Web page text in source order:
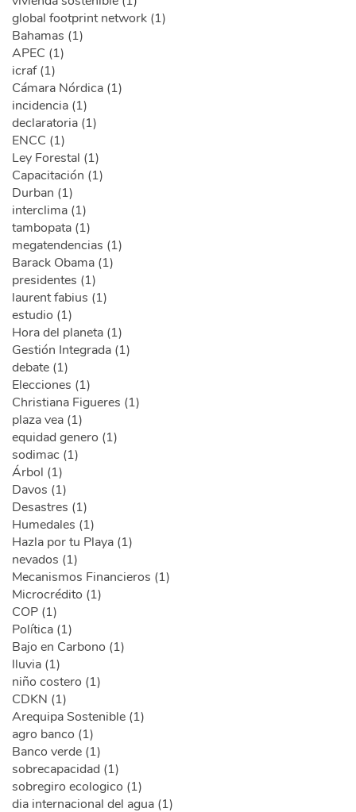
global footprint network (1)
Bahamas (1)
APEC (1)
icraf (1)
Cámara Nórdica (1)
incidencia (1)
declaratoria (1)
ENCC (1)
Ley Forestal (1)
Capacitación (1)
Durban (1)
interclima (1)
tambopata (1)
megatendencias (1)
Barack Obama (1)
presidentes (1)
laurent fabius (1)
estudio (1)
Hora del planeta (1)
Gestión Integrada (1)
debate (1)
Elecciones (1)
Christiana Figueres (1)
plaza vea (1)
equidad genero (1)
sodimac (1)
Árbol (1)
Davos (1)
Desastres (1)
Humedales (1)
Hazla por tu Playa (1)
nevados (1)
Mecanismos Financieros (1)
Microcrédito (1)
COP (1)
Política (1)
Bajo en Carbono (1)
lluvia (1)
niño costero (1)
CDKN (1)
Arequipa Sostenible (1)
agro banco (1)
Banco verde (1)
sobrecapacidad (1)
sobregiro ecologico (1)
dia internacional del agua (1)